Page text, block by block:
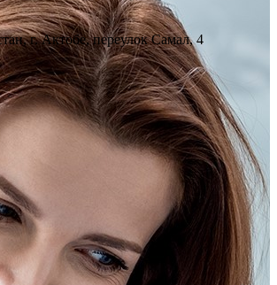
г. Актобе, переулок Самал, 4